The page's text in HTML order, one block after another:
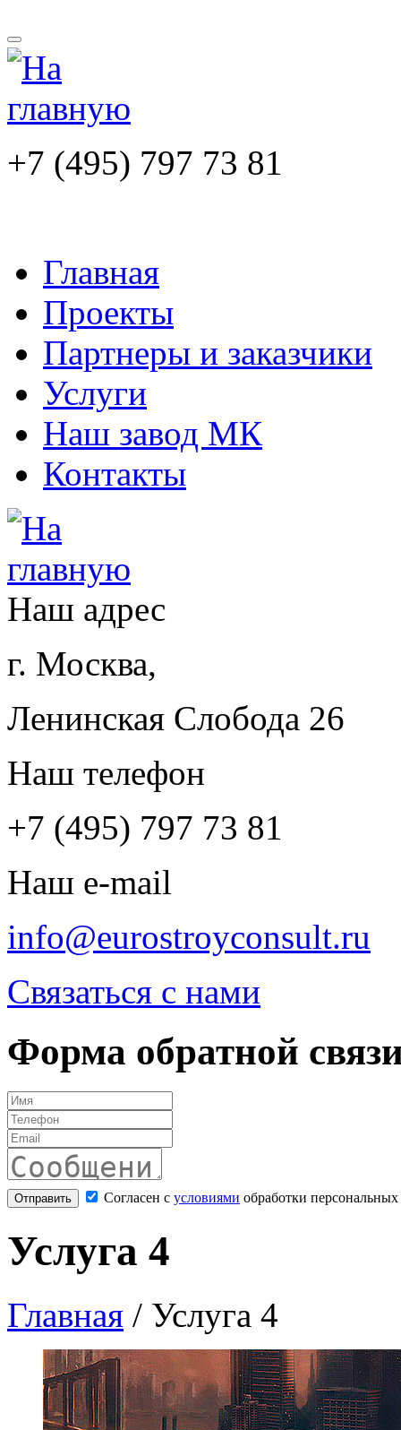
+7 (495) 797 73 81
Главная
Проекты
Партнеры и заказчики
Услуги
Наш завод МК
Контакты
Наш адрес
г. Москва,
Ленинская Слобода 26
Наш телефон
+7 (495) 797 73 81
Наш e-mail
info@eurostroyconsult.ru
Связаться с нами
Форма обратной
Согласен с условиями обработки
Услуга 4
Главная / Услуга 4